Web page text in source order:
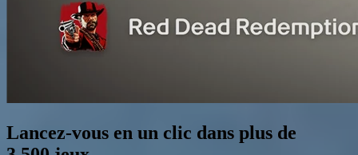
Lancez-vous en un clic dans plus de